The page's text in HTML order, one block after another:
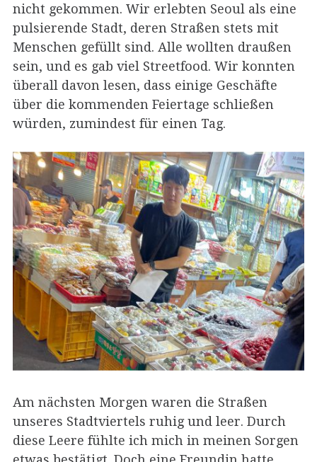
nicht gekommen. Wir erlebten Seoul als eine
pulsierende Stadt, deren Straßen stets mit
Menschen gefüllt sind. Alle wollten draußen
sein, und es gab viel Streetfood. Wir konnten
überall davon lesen, dass einige Geschäfte
über die kommenden Feiertage schließen
würden, zumindest für einen Tag.
Am nächsten Morgen waren die Straßen
unseres Stadtviertels ruhig und leer. Durch
diese Leere fühlte ich mich in meinen Sorgen